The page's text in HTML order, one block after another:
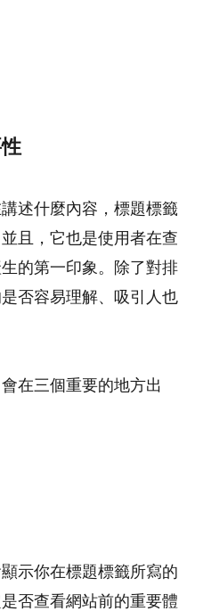
述什麼內容，標題標籤
且，它也是使用者在查
的第一印象。除了對排
否容易理解、吸引人也
在三個重要的地方出
示你在標題標籤所寫的
否查看網站前的重要體